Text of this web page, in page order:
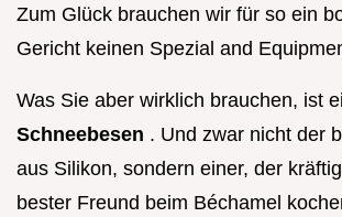
Zum Glück brauchen wir für so ein
Gericht keinen Spezial and
Was Sie aber wirklich brauchen, ist
Schneebesen . Und zwar nicht der
aus Silikon, sondern einer, der
bester Freund beim Béchamel